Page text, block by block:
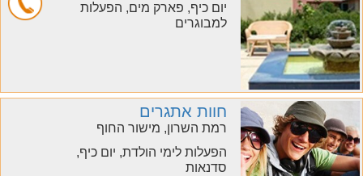
יום כיף, פארק מים, הפעלות
למבוגרים
חייג
חוות אתגרים
רמת השרון, מישור החוף
הפעלות לימי הולדת, יום כיף,
סדנאות